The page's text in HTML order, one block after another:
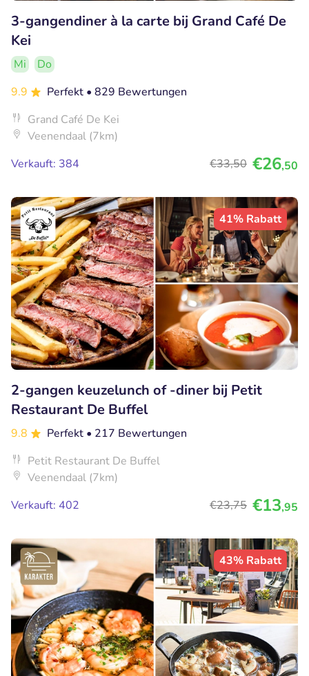
3-gangendiner à la carte bij Grand Café De
Kei
Mi
Do
9.9
Perfekt • 829 Bewertungen
Grand Café De Kei
Veenendaal (7km)
Verkauft: 384
€33,50 €26,50
41% Rabatt
2-gangen keuzelunch of -diner bij Petit
Restaurant De Buffel
9.8 Perfekt • 217 Bewertungen
Petit Restaurant De Buffel
Veenendaal (7km)
Verkauft: 402
€23,75 €13,95
43% Rabatt